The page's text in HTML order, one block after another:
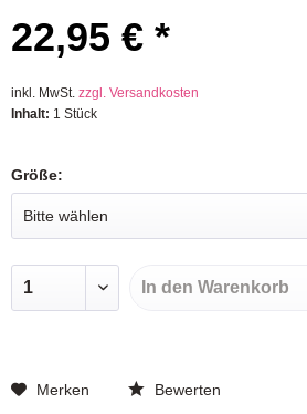
22,95 € *
inkl. MwSt. zzgl. Versandkosten
Inhalt: 1 Stück
Größe:
In den Warenkorb
Merken Bewerten